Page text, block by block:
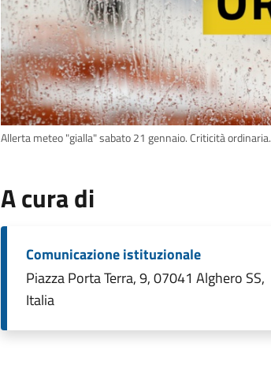
Allerta meteo "gialla" sabato 21 gennaio. Criticità ordinaria.
A cura di
Comunicazione istituzionale
Piazza Porta Terra, 9, 07041 Alghero SS,
Italia